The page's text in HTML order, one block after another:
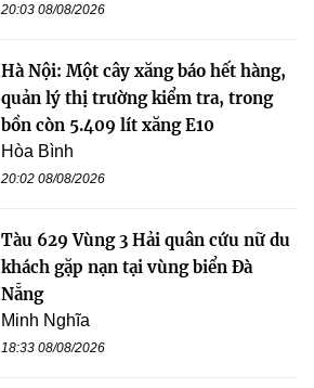
20:03 08/08/2026
Hà Nội: Một cây xăng báo hết hàng,
quản lý thị trường kiểm tra, trong
bồn còn 5.409 lít xăng E10
Hòa Bình
20:02 08/08/2026
Tàu 629 Vùng 3 Hải quân cứu nữ du
khách gặp nạn tại vùng biển Đà
Nẵng
Minh Nghĩa
18:33 08/08/2026